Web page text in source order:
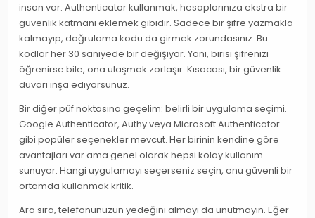
insan var. Authenticator kullanmak, hesaplarınıza ekstra bir
güvenlik katmanı eklemek gibidir. Sadece bir şifre yazmakla
kalmayıp, doğrulama kodu da girmek zorundasınız. Bu
kodlar her 30 saniyede bir değişiyor. Yani, birisi şifrenizi
öğrenirse bile, ona ulaşmak zorlaşır. Kısacası, bir güvenlik
duvarı inşa ediyorsunuz.
Bir diğer püf noktasına geçelim: belirli bir uygulama seçimi.
Google Authenticator, Authy veya Microsoft Authenticator
gibi popüler seçenekler mevcut. Her birinin kendine göre
avantajları var ama genel olarak hepsi kolay kullanım
sunuyor. Hangi uygulamayı seçerseniz seçin, onu güvenli bir
ortamda kullanmak kritik.
Ara sıra, telefonunuzun yedeğini almayı da unutmayın. Eğer